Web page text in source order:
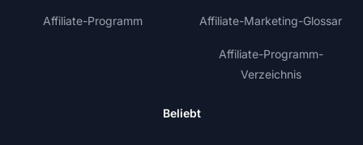
Affiliate-Programm Affiliate-Marketing-Glossar
Affiliate-Programm-
Verzeichnis
Beliebt